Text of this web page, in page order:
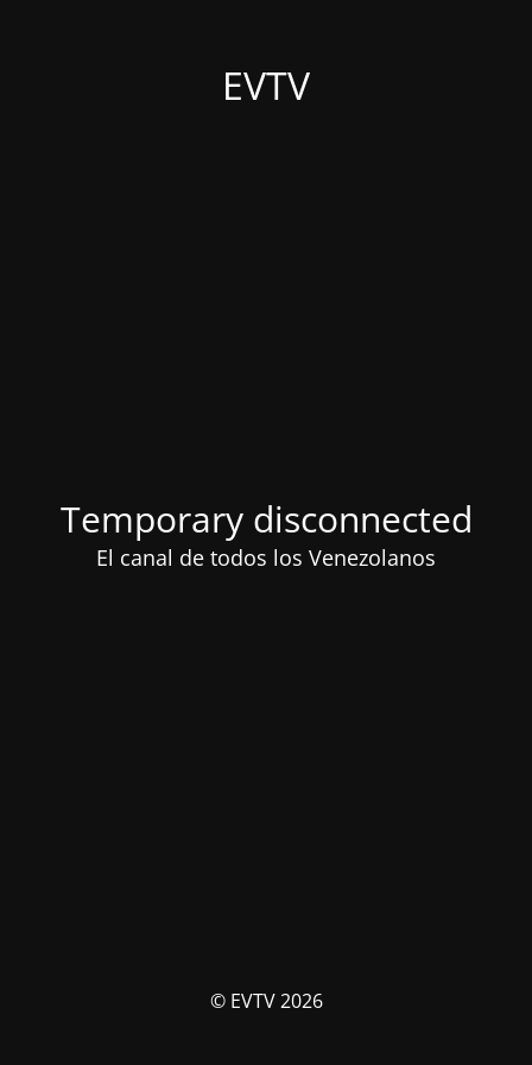
EVTV
Temporary disconnected
El canal de todos los Venezolanos
© EVTV 2026